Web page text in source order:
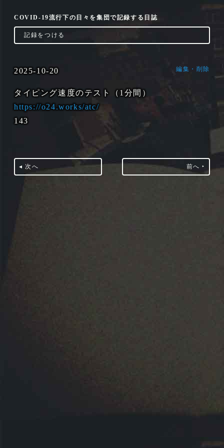
COVID-19流行下の日々を集団で記録する日誌
記録をつける
2025-10-20 編集・削除
タイピング速度のテスト（1分間）
https://o24.works/atc/
143
◂ 次へ 前へ ‣